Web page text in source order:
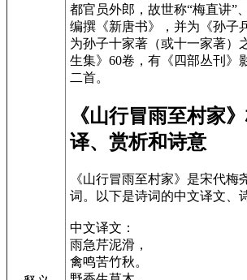
都官员外郎，故世称“梅直讲”
编撰《新唐书》，并为《孙子
为孙子十家著（或十一家著）
生集》60卷，有《四部丛刊》
二首。
《山行冒雨至村家
译、赏析和诗意
《山行冒雨至村家》是宋代梅
词。以下是诗词的中文译文、
中文译文：
雨急芹泥滑，
禽鸣苦竹秋。